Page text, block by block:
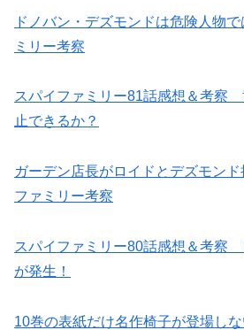
ドノバン・デズモンドは危険人物
ミリー考察
スパイファミリー81話感想＆考察
止できるか？
ガーデン店長がロイドとデズモン
ファミリー考察
スパイファミリー80話感想＆考察
が発生！
10巻の表紙だけ名作椅子が登場し